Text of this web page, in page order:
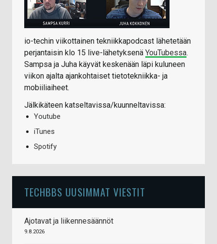
io-techin viikottainen tekniikkapodcast lähetetään
perjantaisin klo 15 live-lähetyksenä YouTubessa.
Sampsa ja Juha käyvät keskenään läpi kuluneen
viikon ajalta ajankohtaiset tietotekniikka- ja
mobiiliaiheet.
Jälkikäteen katseltavissa/kuunneltavissa:
Youtube
iTunes
Spotify
TECHBBS UUSIMMAT VIESTIT
Ajotavat ja liikennesäännöt
9.8.2026